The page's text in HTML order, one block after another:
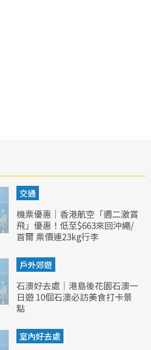
交通
機票優惠｜香港航空「週二激賞
飛」優惠！低至$663來回沖繩/
首爾 票價連23kg行李
戶外郊遊
石澳好去處｜港島後花園石澳一
日遊 10個石澳必訪美食打卡景
點
室內好去處